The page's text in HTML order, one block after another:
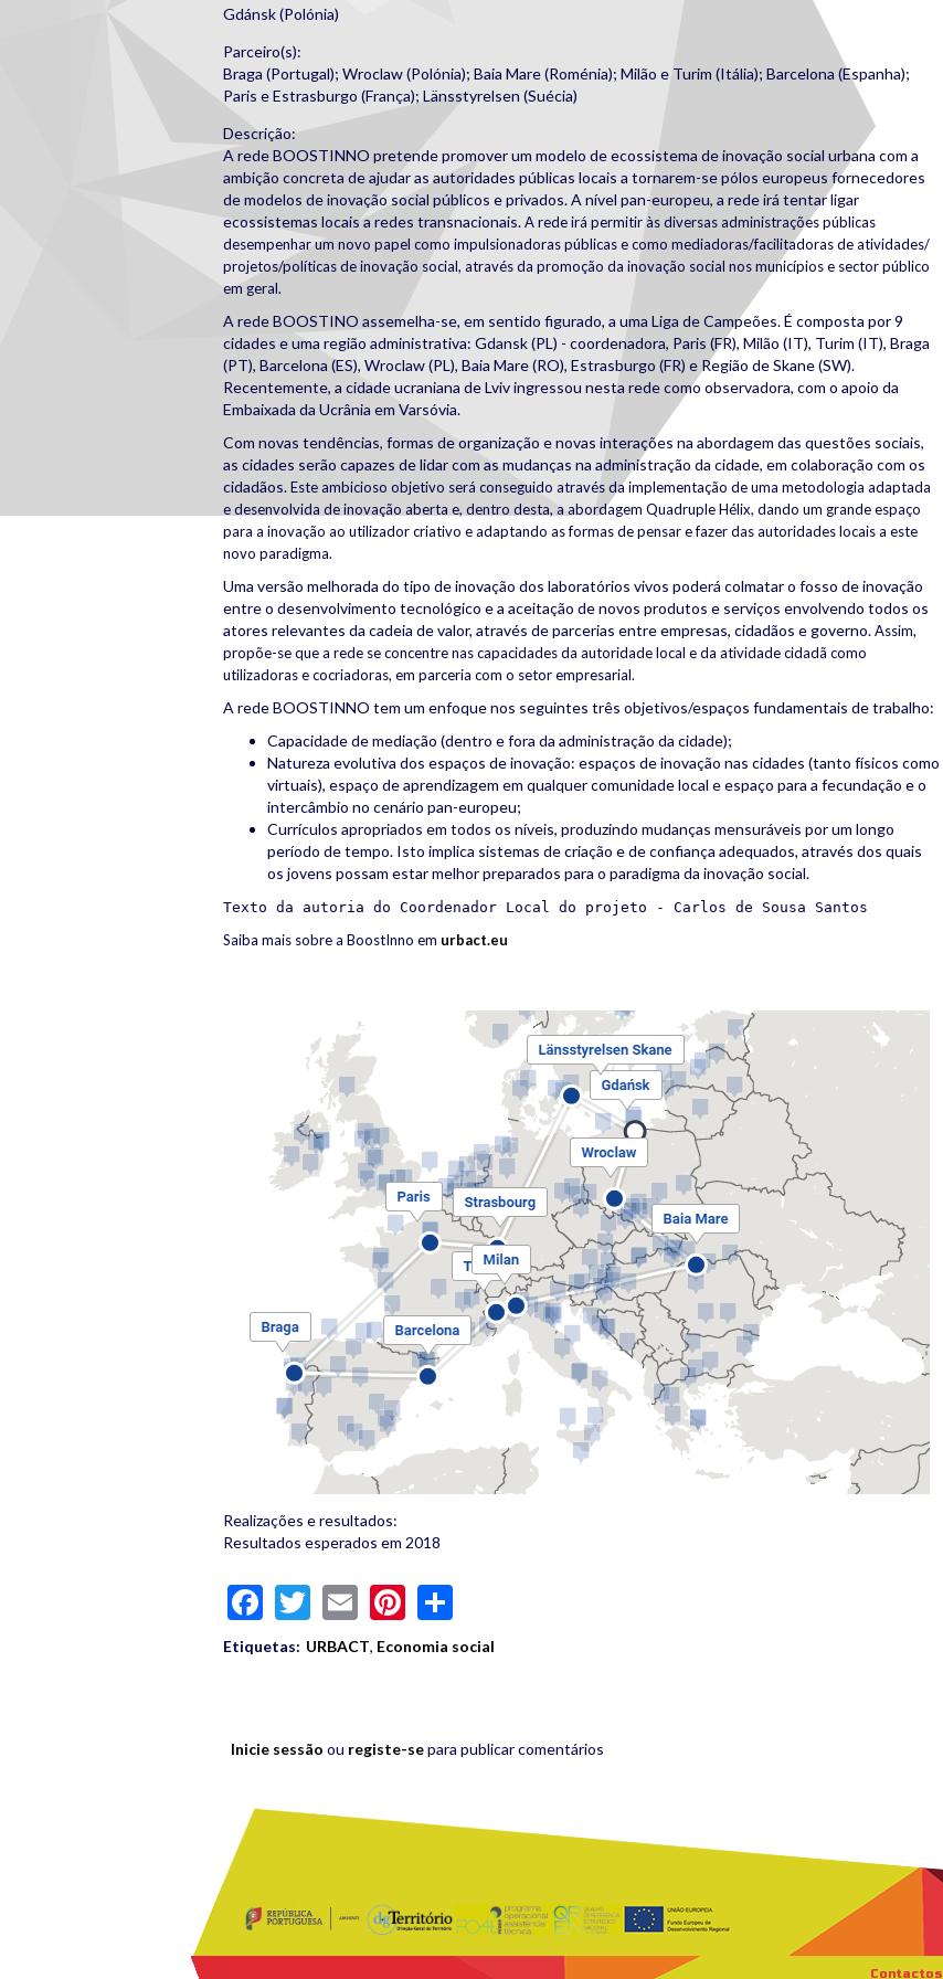
Gdánsk (Polónia)
Parceiro(s):
Braga (Portugal); Wroclaw (Polónia); Baia Mare (Roménia); Milão e Turim (Itália); Barcelona (Espanha);
Paris e Estrasburgo (França); Länsstyrelsen (Suécia)
Descrição:
A rede BOOSTINNO pretende promover um modelo de ecossistema de inovação social urbana com a
ambição concreta de ajudar as autoridades públicas locais a tornarem-se pólos europeus fornecedores
de modelos de inovação social públicos e privados. A nível pan-europeu, a rede irá tentar ligar
ecossistemas locais a redes transnacionais.A rede irá permitir às diversas administrações públicas
desempenhar um novo papel como impulsionadoras públicas e como mediadoras/facilitadoras de atividades/
projetos/políticas de inovação social, através da promoção da inovação social nos municípios e sector público
em geral.
A rede BOOSTINO assemelha-se, em sentido figurado, a uma Liga de Campeões. É composta por 9
cidades e uma região administrativa: Gdansk (PL) - coordenadora, Paris (FR), Milão (IT), Turim (IT), Braga
(PT), Barcelona (ES), Wroclaw (PL), Baia Mare (RO), Estrasburgo (FR) e Região de Skane (SW).
Recentemente, a cidade ucraniana de Lviv ingressou nesta rede como observadora, com o apoio da
Embaixada da Ucrânia em Varsóvia.
Com novas tendências, formas de organização e novas interações na abordagem das questões sociais,
as cidades serão capazes de lidar com as mudanças na administração da cidade, em colaboração com os
cidadãos.Este ambicioso objetivo será conseguido através da implementação de uma metodologia adaptada
e desenvolvida de inovação aberta e, dentro desta, a abordagem Quadruple Hélix, dando um grande espaço
para a inovação ao utilizador criativo e adaptando as formas de pensar e fazer das autoridades locais a este
novo paradigma.
Uma versão melhorada do tipo de inovação dos laboratórios vivos poderá colmatar o fosso de inovação
entre o desenvolvimento tecnológico e a aceitação de novos produtos e serviços envolvendo todos os
atores relevantes da cadeia de valor, através de parcerias entre empresas, cidadãos e governo.Assim,
propõe-se que a rede se concentre nas capacidades da autoridade local e da atividade cidadã como
utilizadoras e cocriadoras, em parceria com o setor empresarial.
A rede BOOSTINNO tem um enfoque nos seguintes três objetivos/espaços fundamentais de trabalho:
Capacidade de mediação (dentro e fora da administração da cidade);
Natureza evolutiva dos espaços de inovação: espaços de inovação nas cidades (tanto físicos como
virtuais), espaço de aprendizagem em qualquer comunidade local e espaço para a fecundação e o
intercâmbio no cenário pan-europeu;
Currículos apropriados em todos os níveis, produzindo mudanças mensuráveis por um longo
período de tempo. Isto implica sistemas de criação e de confiança adequados, através dos quais
os jovens possam estar melhor preparados para o paradigma da inovação social.
Texto da autoria do Coordenador Local do projeto - Carlos de Sousa Santos
Saiba mais sobre a BoostInno em urbact.eu
boostinno_mapa.png
Realizações e resultados:
Resultados esperados em 2018
Facebook
Twitter
EmailPinterest
Etiquetas: URBACT, Economia social
Inicie sessão ou registe-separa publicar comentários
Contactos